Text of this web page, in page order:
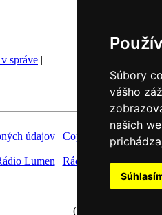
Súbory
vášho
našich
správe |
údajov | Copyright Fotobanka
Lumen | Rádio Vatikán|SSV|
Nastavenie
(c) TK KBS 2003 -